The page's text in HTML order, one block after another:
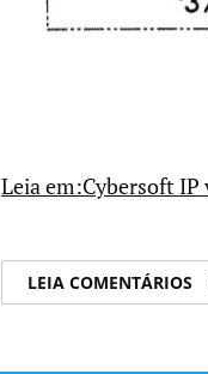
Leia em:Cybersoft
LEIA COMENTÁRIOS